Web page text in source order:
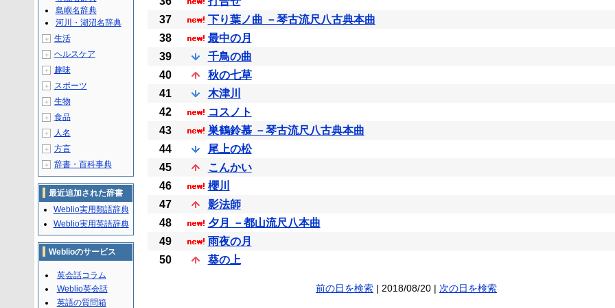
37
下り葉ノ曲 －琴古流尺八古典本曲
38
最中の月
39
千鳥の曲
40
秋の七草
41
木津川
42
コスノト
43
巣鶴鈴慕 －琴古流尺八古典本曲
44
尾上の松
45
こんかい
46
櫻川
47
影法師
48
夕月 －都山流尺八本曲
49
雨夜の月
50
葵の上
前の日を検索| 2018/08/20 | 次の日を検索
島嶼名辞典
河川・湖沼名辞典
＋ 生活
＋ ヘルスケア
＋ 趣味
＋ スポーツ
＋ 生物
＋ 食品
＋ 人名
＋ 方言
＋ 辞書・百科事典
最近追加された辞書
Weblio実用類語辞典
Weblio実用英語辞典
Weblioのサービス
英会話コラム
Weblio英会話
英語の質問箱